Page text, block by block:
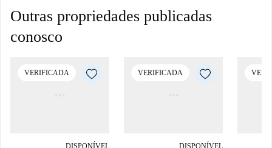
Outras propriedades publicadas
conosco
VERIFICADA
DISPONÍVEL
VERIFICADA
DISPONÍVEL